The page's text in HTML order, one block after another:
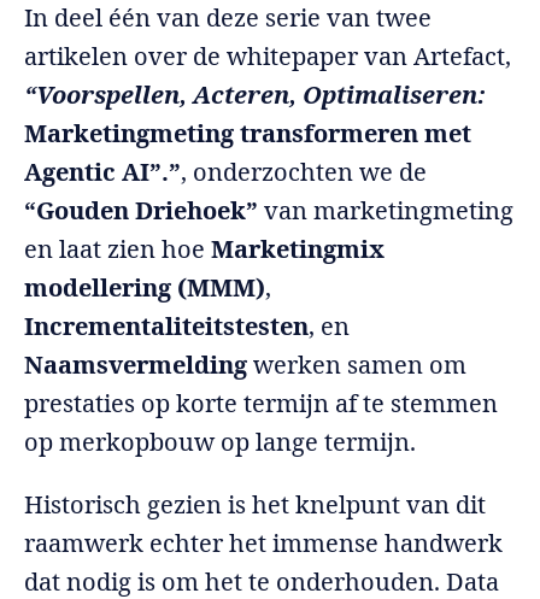
In deel één van deze serie van twee
artikelen over de whitepaper van Artefact,
“Voorspellen, Acteren, Optimaliseren:
Marketingmeting transformeren met
Agentic AI”.”, onderzochten we de
“Gouden Driehoek” van marketingmeting
en laat zien hoeMarketingmix
modellering (MMM),
Incrementaliteitstesten, en
Naamsvermeldingwerken samen om
prestaties op korte termijn af te stemmen
op merkopbouw op lange termijn.
Historisch gezien is het knelpunt van dit
raamwerk echter het immense handwerk
dat nodig is om het te onderhouden. Data